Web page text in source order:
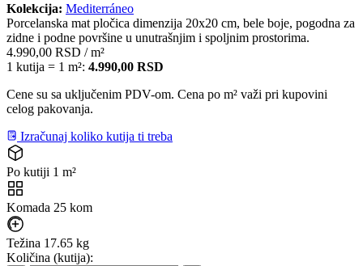
Kolekcija: Mediterráneo
Porcelanska mat pločica dimenzija 20x20 cm, bele boje, pogodna za
zidne i podne površine u unutrašnjim i spoljnim prostorima.
4.990,00 RSD / m²
1 kutija = 1 m²: 4.990,00 RSD
Cene su sa uključenim PDV-om. Cena po m² važi pri kupovini
celog pakovanja.
Izračunaj koliko kutija ti treba
Po kutiji 1 m²
Komada 25 kom
Težina 17.65 kg
Količina (kutija):